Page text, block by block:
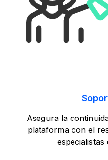
Asegura la
plataforma con el
especialistas